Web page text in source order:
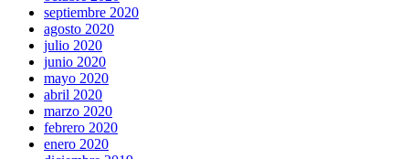
septiembre 2020
agosto 2020
julio 2020
junio 2020
mayo 2020
abril 2020
marzo 2020
febrero 2020
enero 2020